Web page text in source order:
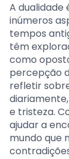
A
inúmeros
tempos
têm
como
percepção
refletir
e tristeza.
ajudar a
mundo que